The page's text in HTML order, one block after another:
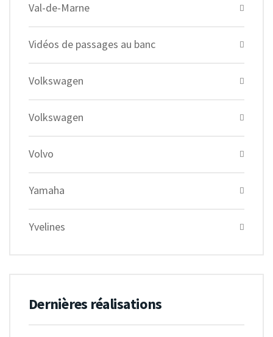
Val-de-Marne
Vidéos de passages au banc
Volkswagen
Volkswagen
Volvo
Yamaha
Yvelines
Dernières réalisations